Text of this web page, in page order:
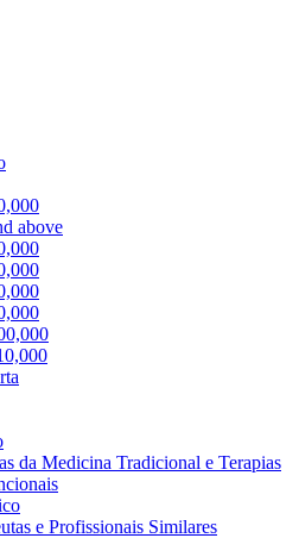
above
da Medicina Tradicional e Terapias
e Profissionais Similares